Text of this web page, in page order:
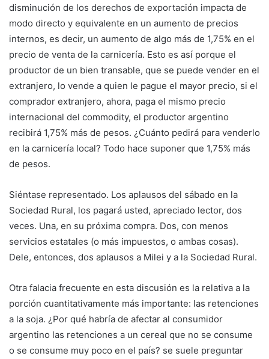
disminución de los derechos de exportación impacta de
modo directo y equivalente en un aumento de precios
internos, es decir, un aumento de algo más de 1,75% en el
precio de venta de la carnicería. Esto es así porque el
productor de un bien transable, que se puede vender en el
extranjero, lo vende a quien le pague el mayor precio, si el
comprador extranjero, ahora, paga el mismo precio
internacional del commodity, el productor argentino
recibirá 1,75% más de pesos. ¿Cuánto pedirá para venderlo
en la carnicería local? Todo hace suponer que 1,75% más
de pesos.
Siéntase representado. Los aplausos del sábado en la
Sociedad Rural, los pagará usted, apreciado lector, dos
veces. Una, en su próxima compra. Dos, con menos
servicios estatales (o más impuestos, o ambas cosas).
Dele, entonces, dos aplausos a Milei y a la Sociedad Rural.
Otra falacia frecuente en esta discusión es la relativa a la
porción cuantitativamente más importante: las retenciones
a la soja. ¿Por qué habría de afectar al consumidor
argentino las retenciones a un cereal que no se consume
o se consume muy poco en el país? se suele preguntar